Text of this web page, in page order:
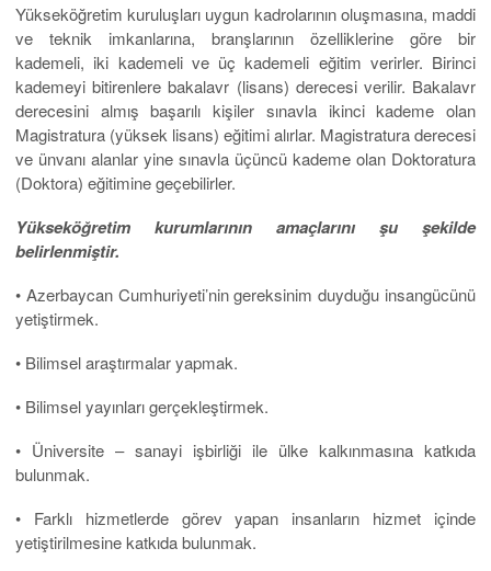
Yükseköğretim kuruluşları uygun kadrolarının oluşmasına, maddi
ve teknik imkanlarına, branşlarının özelliklerine göre bir
kademeli, iki kademeli ve üç kademeli eğitim verirler. Birinci
kademeyi bitirenlere bakalavr (lisans) derecesi verilir. Bakalavr
derecesini almış başarılı kişiler sınavla ikinci kademe olan
Magistratura (yüksek lisans) eğitimi alırlar. Magistratura derecesi
ve ünvanı alanlar yine sınavla üçüncü kademe olan Doktoratura
(Doktora) eğitimine geçebilirler.
Yükseköğretim kurumlarının amaçlarını şu şekilde
belirlenmiştir.
• Azerbaycan Cumhuriyeti’nin gereksinim duyduğu insangücünü
yetiştirmek.
• Bilimsel araştırmalar yapmak.
• Bilimsel yayınları gerçekleştirmek.
• Üniversite – sanayi işbirliği ile ülke kalkınmasına katkıda
bulunmak.
• Farklı hizmetlerde görev yapan insanların hizmet içinde
yetiştirilmesine katkıda bulunmak.